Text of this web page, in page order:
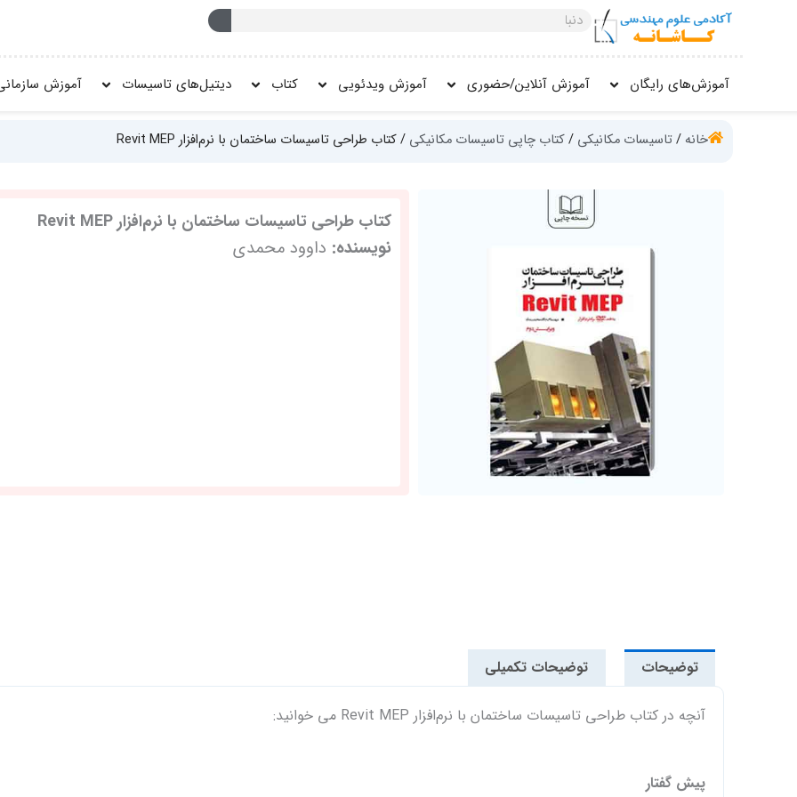
جستجو
آموزش‌های رایگان آموزش آنلاین/حضوری آموزش ویدئویی کتاب دیتیل‌های تاسیسات آموزش
خانه /تاسیسات مکانیکی /کتاب چاپی تاسیسات مکانیکی / کتاب طراحی تاسیسات ساختمان با نرم‌افزار Revit MEP
کتاب طراحی تاسیسات ساختمان با نرم‌افزار Revit MEP
نویسنده: داوود محمدی
توضیحات توضیحات تکمیلی
آنچه در کتاب طراحی تاسیسات ساختمان با نرم‌افزار Revit MEP می خوانید:
پیش گفتار